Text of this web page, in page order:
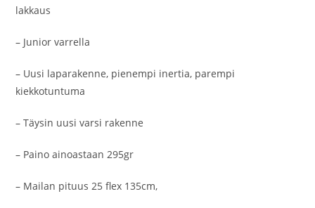
lakkaus
– Junior varrella
– Uusi laparakenne, pienempi inertia, parempi
kiekkotuntuma
– Täysin uusi varsi rakenne
– Paino ainoastaan 295gr
– Mailan pituus 25 flex 135cm,